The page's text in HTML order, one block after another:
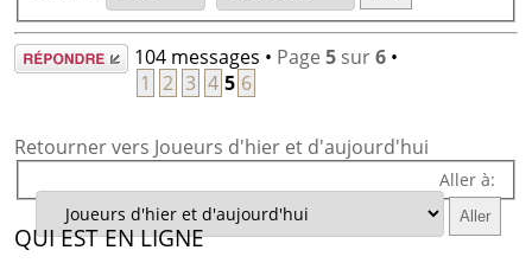
Répondre 104 messages • Page 5sur6•
1 2 3 4 5 6
Retourner vers Joueurs d'hier et d'aujourd'hui
Aller à:
QUI EST EN LIGNE